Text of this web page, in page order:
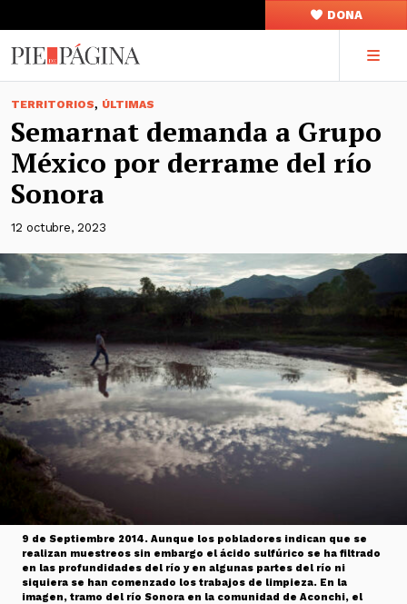
DONA
TERRITORIOS, ÚLTIMAS
Semarnat demanda a Grupo
México por derrame del río
Sonora
12 octubre, 2023
9 de Septiembre 2014. Aunque los pobladores indican que se
realizan muestreos sin embargo el ácido sulfúrico se ha filtrado
en las profundidades del río y en algunas partes del río ni
siquiera se han comenzado los trabajos de limpieza. En la
imagen, tramo del río Sonora en la comunidad de Aconchi, el